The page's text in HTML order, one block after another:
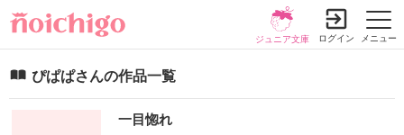
メニュー
ジュニア文庫 ログイン
ぴぱぱさんの作品一覧
一目惚れ